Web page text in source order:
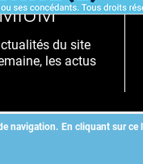
navigation. En cliquant sur ce
du site
les actus
Copyright